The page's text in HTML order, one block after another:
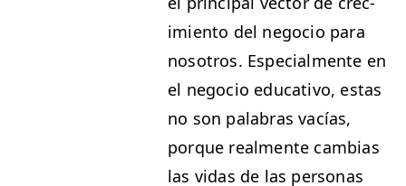
imien­to del nego­cio para
nosotros. Espe­cial­mente en
el nego­cio educa­ti­vo, estas
no son pal­abras vacías,
porque real­mente cam­bias
las vidas de las per­sonas